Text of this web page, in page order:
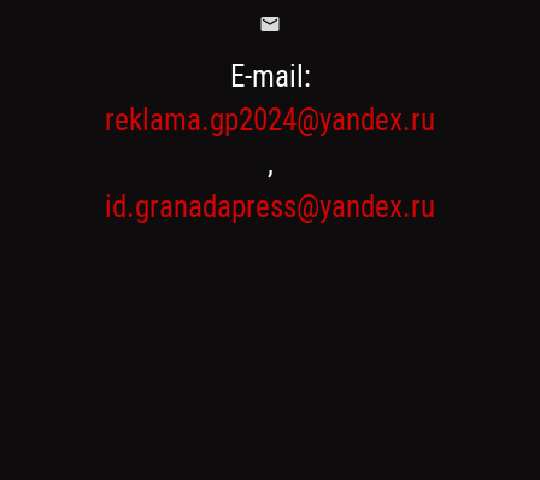
E-mail:
reklama.gp2024@yandex.ru
,
id.granadapress@yandex.ru